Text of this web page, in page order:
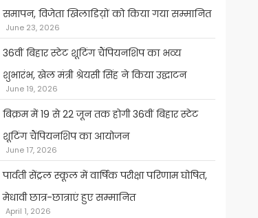
समापन, विजेता खिलाडिय़ों को किया गया सम्मानित
June 23, 2026
36वीं बिहार स्टेट शूटिंग चैंपियनशिप का भव्य
शुभारंभ, खेल मंत्री श्रेयसी सिंह ने किया उद्घाटन
June 19, 2026
बिक्रम में 19 से 22 जून तक होगी 36वीं बिहार स्टेट
शूटिंग चैंपियनशिप का आयोजन
June 17, 2026
पार्वती सेंट्रल स्कूल में वार्षिक परीक्षा परिणाम घोषित,
मेधावी छात्र-छात्राएं हुए सम्मानित
April 1, 2026